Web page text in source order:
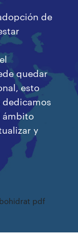
de
quedar
esto
dedicamos
ámbito
y
pdf